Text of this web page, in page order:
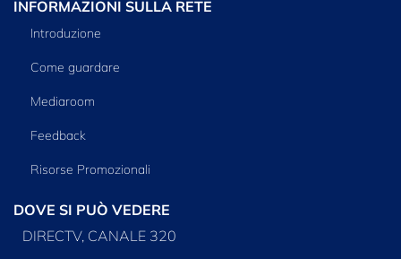
INFORMAZIONI SULLA RETE
Introduzione
Come guardare
Mediaroom
Feedback
Risorse Promozionali
DOVE SI PUÒ VEDERE
DIRECTV, CANALE 320